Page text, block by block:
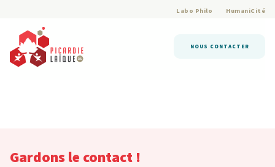
Labo Philo HumaniCité
NOUS CONTACTER
Gardons le contact !